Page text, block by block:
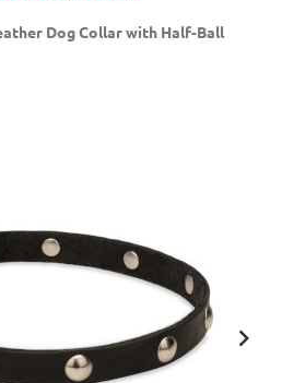
Dog Collar with Half-Ball